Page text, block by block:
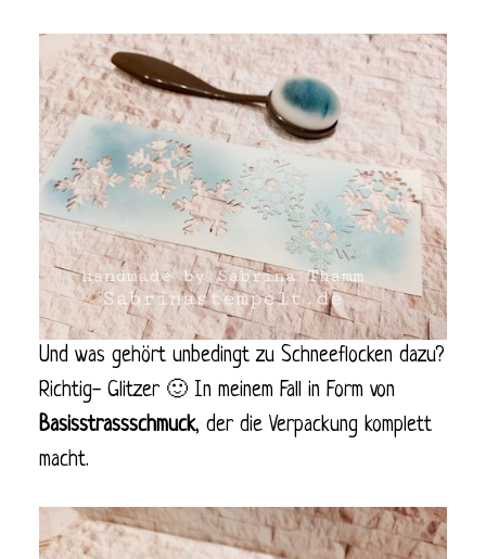
Und was gehört unbedingt zu Schneeflocken dazu?
Richtig- Glitzer 🙂 In meinem Fall in Form von
Basisstrassschmuck, der die Verpackung komplett
macht.